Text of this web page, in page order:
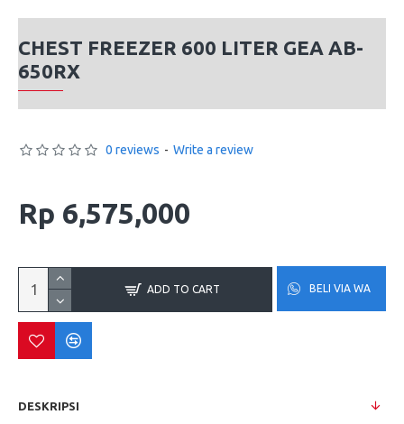
CHEST FREEZER 600 LITER GEA AB-
650RX
0 reviews - Write a review
Rp 6,575,000
ADD TO CART BELI VIA WA
DESKRIPSI